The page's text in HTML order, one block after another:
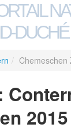
/ Chemeschen